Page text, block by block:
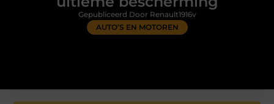
AUTO’S EN MOTOREN
Gepubliceerd Door Renault1916v